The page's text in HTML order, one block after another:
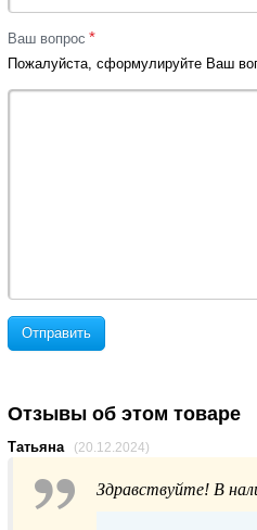
Ваш вопрос *
Пожалуйста, сформулируйте Ваш
Отправить
Отзывы об этом товаре
Татьяна (20.12.2024)
Здравствуйте! В